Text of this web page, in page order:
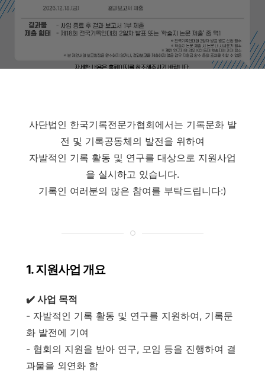
사단법인 한국기록전문가협회에서는 기록문화 발
전 및 기록공동체의 발전을 위하여
자발적인 기록 활동 및 연구를 대상으로 지원사업
을 실시하고 있습니다.
기록인 여러분의 많은 참여를 부탁드립니다:)
1. 지원사업 개요
✔️ 사업 목적
- 자발적인 기록 활동 및 연구를 지원하여, 기록문
화 발전에 기여
- 협회의 지원을 받아 연구, 모임 등을 진행하여 결
과물을 외연화 함